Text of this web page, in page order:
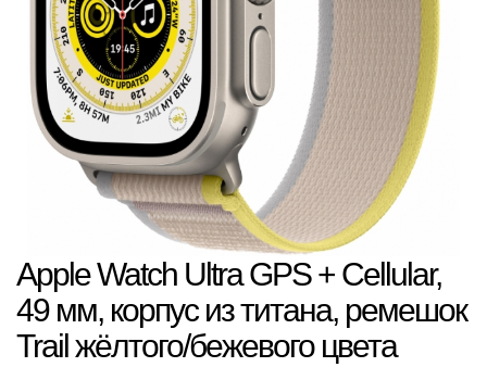
Apple Watch Ultra GPS + Cellular,
49 мм, корпус из титана, ремешок
Trail жёлтого/бежевого цвета